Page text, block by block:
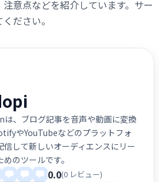
意点などを紹介しています。サー
ださい。
は、ブログ記事を音声や動画に変換
やYouTubeなどのプラットフォ
信して新しいオーディエンスにリー
めのツールです。
0.0(0 レビュー)